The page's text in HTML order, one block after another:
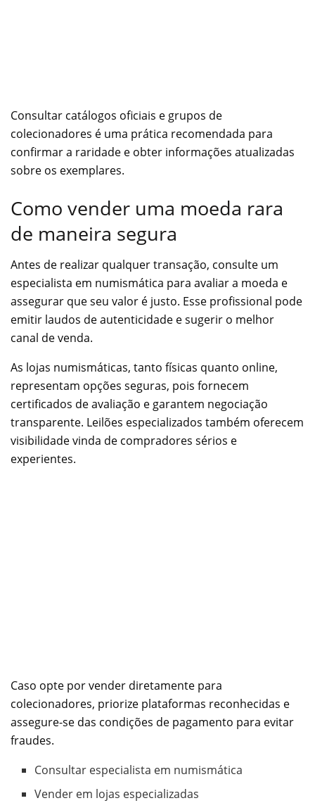
Consultar catálogos oficiais e grupos de
colecionadores é uma prática recomendada para
confirmar a raridade e obter informações atualizadas
sobre os exemplares.
Como vender uma moeda rara
de maneira segura
Antes de realizar qualquer transação, consulte um
especialista em numismática para avaliar a moeda e
assegurar que seu valor é justo. Esse profissional pode
emitir laudos de autenticidade e sugerir o melhor
canal de venda.
As lojas numismáticas, tanto físicas quanto online,
representam opções seguras, pois fornecem
certificados de avaliação e garantem negociação
transparente. Leilões especializados também oferecem
visibilidade vinda de compradores sérios e
experientes.
Caso opte por vender diretamente para
colecionadores, priorize plataformas reconhecidas e
assegure-se das condições de pagamento para evitar
fraudes.
Consultar especialista em numismática
Vender em lojas especializadas